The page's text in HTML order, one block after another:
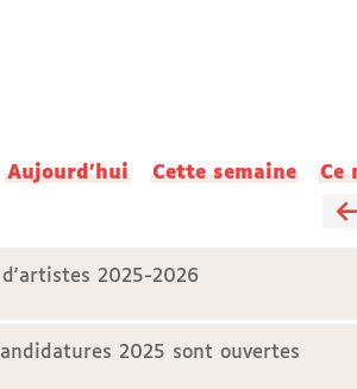
Aujourd'hui Cette semaine Ce
2025-2026
2025 sont ouvertes